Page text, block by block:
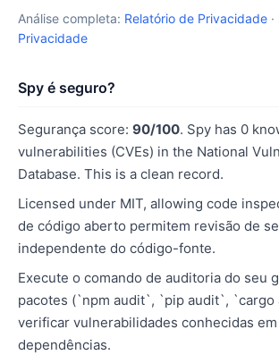
Análise completa: Relatório de Privacidade ·
Privacidade
Spy é seguro?
Segurança score: 90/100. Spy has 0
vulnerabilities (CVEs) in the National
Database. This is a clean record.
Licensed under MIT, allowing code
de código aberto permitem revisão de
independente do código-fonte.
Execute o comando de auditoria do seu
pacotes (`npm audit`, `pip audit`, `cargo
verificar vulnerabilidades conhecidas
dependências.